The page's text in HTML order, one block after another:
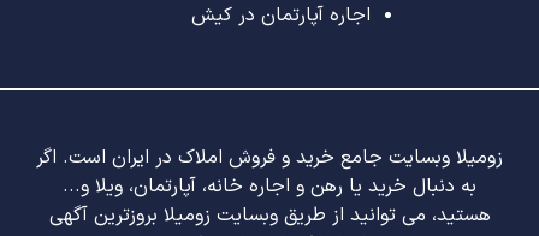
اجاره آپارتمان در کیش
زومیلا وبسایت جامع خرید و فروش املاک در ایران است. اگر
به دنبال خرید یا رهن و اجاره خانه، آپارتمان، ویلا و...
هستید، می توانید از طریق وبسایت زومیلا بروزترین آگهی